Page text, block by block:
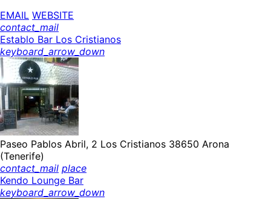
EMAIL WEBSITE
contact_mail
Establo Bar Los Cristianos
keyboard_arrow_down
Paseo Pablos Abril, 2 Los Cristianos 38650 Arona
(Tenerife)
contact_mail place
Kendo Lounge Bar
keyboard_arrow_down